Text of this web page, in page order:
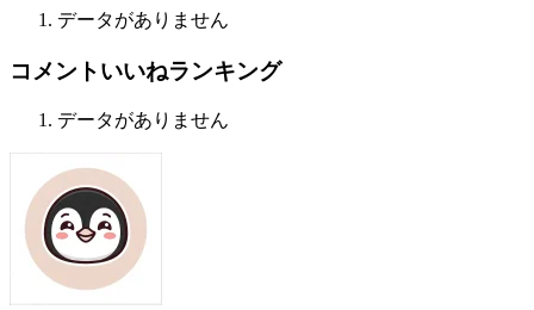
データがありません
コメントいいねランキング
データがありません